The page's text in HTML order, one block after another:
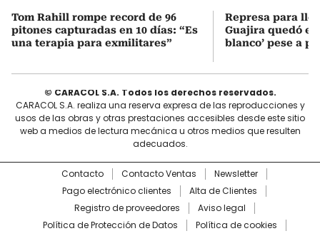
Tom Rahill rompe record de 96
pitones capturadas en 10 días: “Es
una terapia para exmilitares”
Represa para
Guajira quedó en
blanco’ pese a
© CARACOL S.A. Todos los derechos reservados.
CARACOL S.A. realiza una reserva expresa de las reproducciones y
usos de las obras y otras prestaciones accesibles desde este sitio
web a medios de lectura mecánica u otros medios que resulten
adecuados.
Contacto Contacto Ventas
Newsletter
Pago electrónico clientes
Alta de Clientes
Registro de proveedores
Aviso legal
Política de Protección de Datos
Política de cookies